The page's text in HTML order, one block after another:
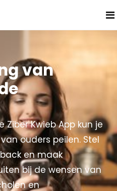
poll
van
Kwieb App kun je
ouders peilen. Stel
en maak
bij de wensen van
en